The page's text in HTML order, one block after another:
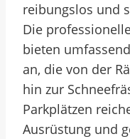
reibungslos und
Die
bieten
an, die von der
hin zur
Parkplätzen
Ausrüstung und